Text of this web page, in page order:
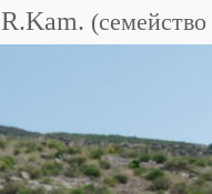
R.Kam. (семейство